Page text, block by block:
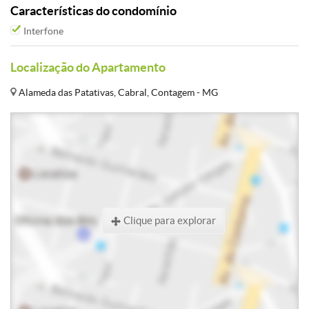
Características do condomínio
Interfone
Localização do Apartamento
Alameda das Patativas, Cabral, Contagem - MG
Clique para explorar